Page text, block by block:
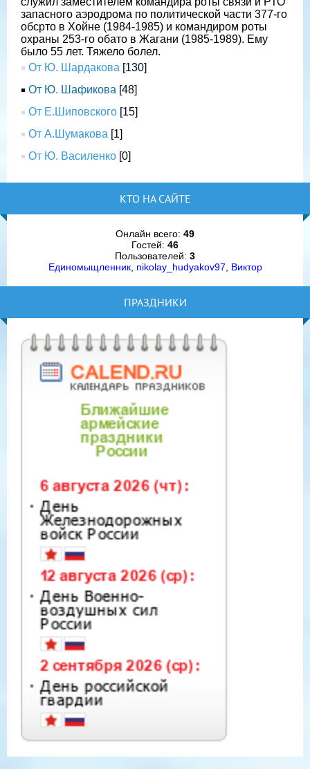
запасного аэродрома по политической части 377-го
обсрто в Хойне (1984-1985) и командиром роты
охраны 253-го обато в Жагани (1985-1989). Ему
было 55 лет. Тяжело болел.
От Ю. Шардакова [130]
От Ю. Шафикова [48]
От Е.Шиповского [15]
От А.Шумакова [1]
От Ю. Василенко [0]
КТО НА САЙТЕ
Онлайн всего: 49
Гостей: 46
Пользователей: 3
Единомыщленник, nikolay_hudyakov97 Виктор
ПРАЗДНИКИ